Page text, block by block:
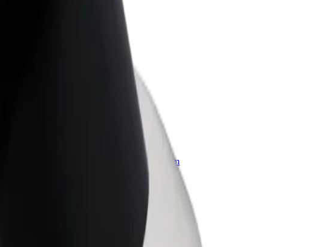
Bolt proizvodi i usluge prilagođeni tvojem